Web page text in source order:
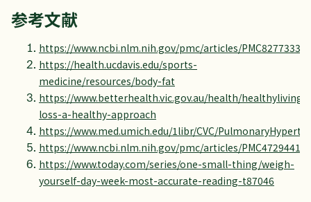
参考文献
https://www.ncbi.nlm.nih.gov/pmc/articles/PMC8277333/
https://health.ucdavis.edu/sports-
medicine/resources/body-fat
https://www.betterhealth.vic.gov.au/health/
loss-a-healthy-approach
https://www.med.umich.edu/1libr/CVC/
https://www.ncbi.nlm.nih.gov/pmc/articles/PMC4729441/
https://www.today.com/series/one-small-thing/weigh-
yourself-day-week-most-accurate-reading-t87046